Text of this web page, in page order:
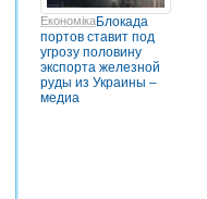
ЕкономікаБлокада
портов ставит под
угрозу половину
экспорта железной
руды из Украины –
медиа